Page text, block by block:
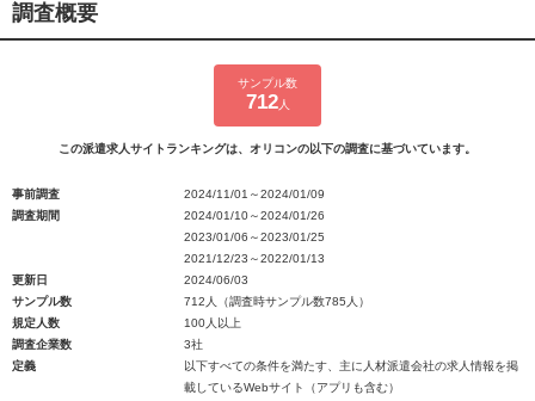
調査概要
サンプル数
712人
この派遣求人サイトランキングは、オリコンの以下の調査に基づいています。
事前調査
2024/11/01～2024/01/09
調査期間
2024/01/10～2024/01/26
2023/01/06～2023/01/25
2021/12/23～2022/01/13
更新日
2024/06/03
サンプル数
712人（調査時サンプル数785人）
規定人数
100人以上
調査企業数
3社
定義
以下すべての条件を満たす、主に人材派遣会社の求人情報を掲
載しているWebサイト（アプリも含む）